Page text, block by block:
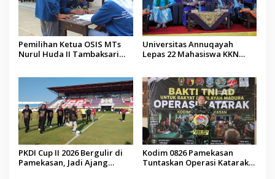
Pemilihan Ketua OSIS MTs
Nurul Huda II Tambaksari
Universitas Annuqayah
Lepas 22 Mahasiswa KKN
PKDI Cup II 2026 Bergulir di
Pamekasan, Jadi Ajang
Kodim 0826 Pamekasan
Tuntaskan Operasi Katarak